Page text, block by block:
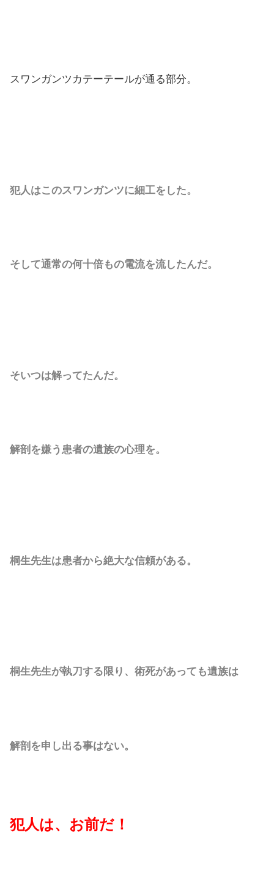
スワンガンツカテーテールが通る部分。
犯人はこのスワンガンツに細工をした。
そして通常の何十倍もの電流を流したんだ。
そいつは解ってたんだ。
解剖を嫌う患者の遺族の心理を。
桐生先生は患者から絶大な信頼がある。
桐生先生が執刀する限り、術死があっても遺族は
解剖を申し出る事はない。
犯人は、お前だ！